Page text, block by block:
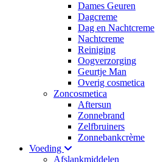
Dames Geuren
Dagcreme
Dag en Nachtcreme
Nachtcreme
Reiniging
Oogverzorging
Geurtje Man
Overig cosmetica
Zoncosmetica
Aftersun
Zonnebrand
Zelfbruiners
Zonnebankcrème
Voeding
Afslankmiddelen